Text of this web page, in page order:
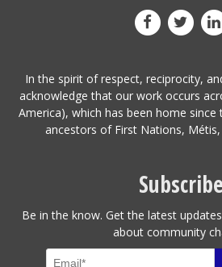
In the spirit of respect, reciprocity,
acknowledge that our work occurs
America), which has been home
ancestors of First Nations,
Subscribe
Be in the know. Get the latest
about community